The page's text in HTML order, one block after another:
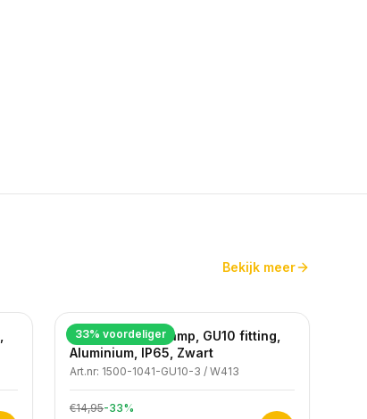
Bekijk meer
33% voordeliger
Moderne wandlamp, GU10 fitting,
Aluminium, IP65, Zwart
Art.nr: 1500-1041-GU10-3 / W413
€14,95-33%